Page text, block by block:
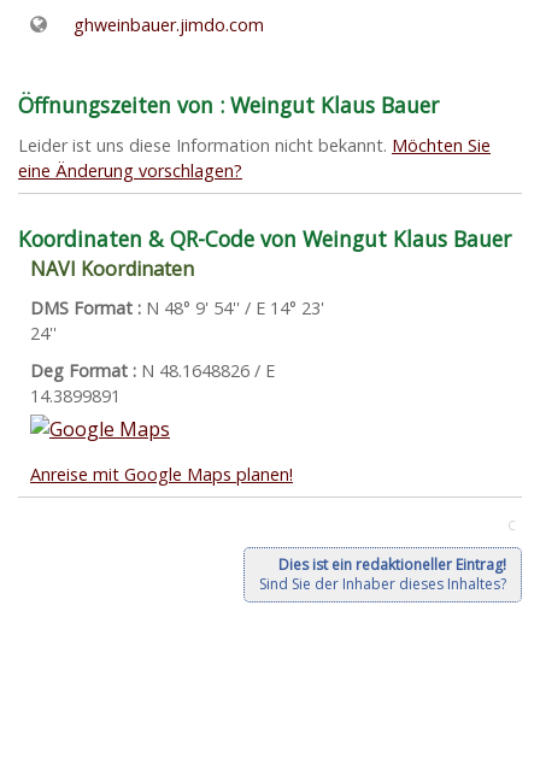
ghweinbauer.jimdo.com
Öffnungszeiten von : Weingut Klaus Bauer
Leider ist uns diese Information nicht bekannt. Möchten Sie
eine Änderung vorschlagen?
Koordinaten & QR-Code von Weingut Klaus Bauer
NAVI Koordinaten
DMS Format : N 48° 9' 54'' / E 14° 23'
24''
Deg Format : N 48.1648826 / E
14.3899891
Anreise mit Google Maps planen!
C
Dies ist ein redaktioneller Eintrag!
Sind Sie der Inhaber dieses Inhaltes?